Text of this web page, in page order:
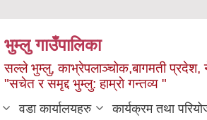
भुम्लु गाउँपालिका
सल्ले भुम्लु, काभ्रेपलाञ्चोक,बागमती प्रदेश,
"सचेत र समृद्द भुम्लु: हाम्राे गन्तव्य "
वडा कार्यालयहरु कार्यक्रम तथा